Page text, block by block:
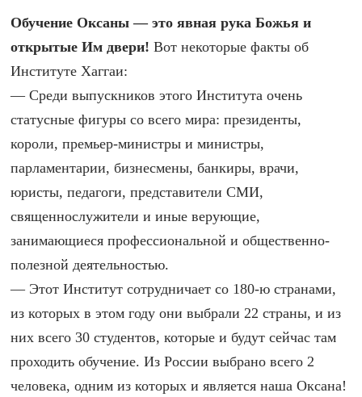
Обучение Оксаны — это явная рука Божья и
открытые Им двери! Вот некоторые факты об
Институте Хаггаи:
— Среди выпускников этого Института очень
статусные фигуры со всего мира: президенты,
короли, премьер-министры и министры,
парламентарии, бизнесмены, банкиры, врачи,
юристы, педагоги, представители СМИ,
священнослужители и иные верующие,
занимающиеся профессиональной и общественно-
полезной деятельностью.
— Этот Институт сотрудничает со 180-ю странами,
из которых в этом году они выбрали 22 страны, и из
них всего 30 студентов, которые и будут сейчас там
проходить обучение. Из России выбрано всего 2
человека, одним из которых и является наша Оксана!